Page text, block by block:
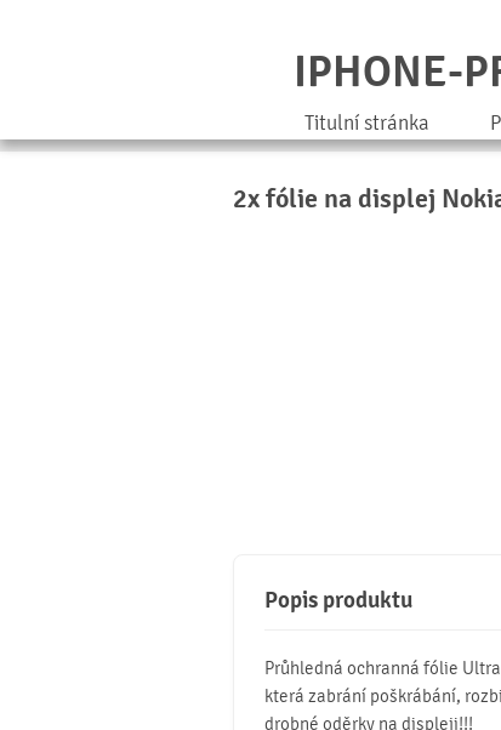
IPHONE-
Titulní stránka
2x fólie na displej
Popis produktu
Průhledná ochranná fólie
která zabrání poškrábání,
drobné oděrky na displeji!!!